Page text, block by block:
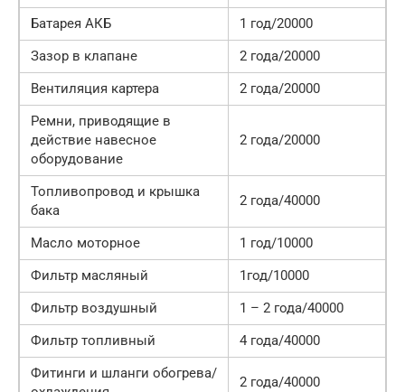
Батарея АКБ
1 год/20000
Зазор в клапане
2 года/20000
Вентиляция картера
2 года/20000
Ремни, приводящие в
действие навесное
оборудование
2 года/20000
Топливопровод и крышка
бака
2 года/40000
Масло моторное
1 год/10000
Фильтр масляный
1год/10000
Фильтр воздушный
1 – 2 года/40000
Фильтр топливный
4 года/40000
Фитинги и шланги обогрева/
2 года/40000